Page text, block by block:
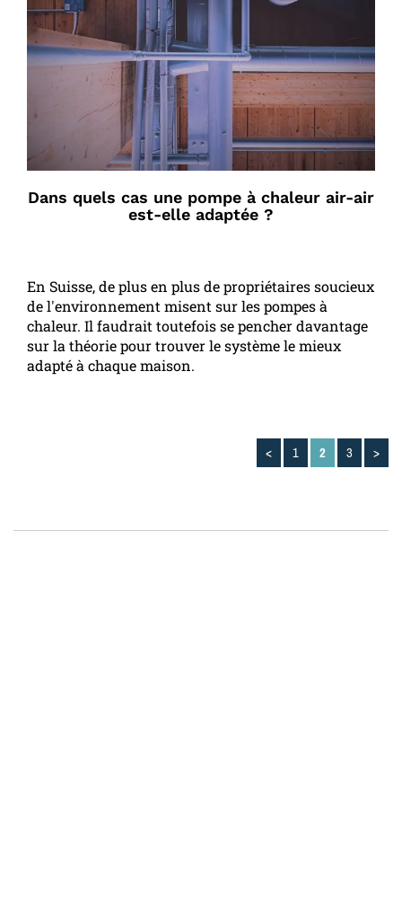
Dans quels cas une pompe à chaleur air-air
est-elle adaptée ?
En Suisse, de plus en plus de propriétaires soucieux
de l'environnement misent sur les pompes à
chaleur. Il faudrait toutefois se pencher davantage
sur la théorie pour trouver le système le mieux
adapté à chaque maison.
< 1 2 3 >